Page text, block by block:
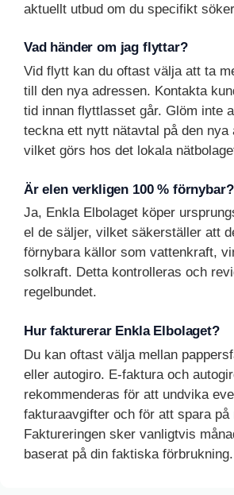
aktuellt utbud om du specifikt
Vad händer om jag flyttar?
Vid flytt kan du oftast välja att ta
till den nya adressen. Kontakta
tid innan flyttlasset går. Glöm inte
teckna ett nytt nätavtal på den nya
vilket görs hos det lokala
Är elen verkligen 100 % förnybar?
Ja, Enkla Elbolaget köper
el de säljer, vilket säkerställer att
förnybara källor som vattenkraft,
solkraft. Detta kontrolleras och
regelbundet.
Hur fakturerar Enkla Elbolaget?
Du kan oftast välja mellan
eller autogiro. E-faktura och
rekommenderas för att undvika
fakturaavgifter och för att spara på
Faktureringen sker vanligtvis
baserat på din faktiska förbrukning.